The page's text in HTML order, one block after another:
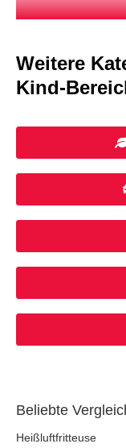
Weitere
Kind-
Beliebte
Heißluftfritteuse